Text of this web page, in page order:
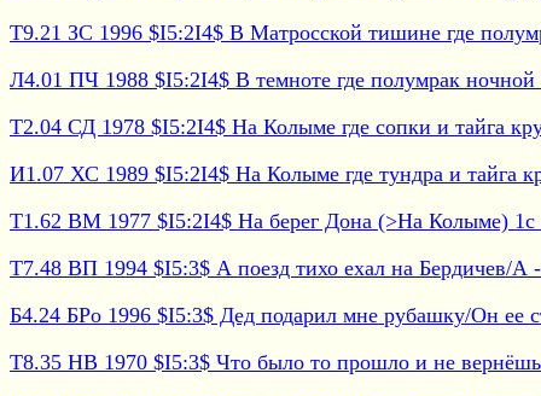
Т9.21 ЗС 1996 $I5:2I4$ В Матросской тишине где
Л4.01 ПЧ 1988 $I5:2I4$ В темноте где полумрак ночной
Т2.04 СД 1978 $I5:2I4$ На Колыме где сопки и тайга
И1.07 ХС 1989 $I5:2I4$ На Колыме где тундра и тайга
Т1.62 ВМ 1977 $I5:2I4$ На берег Дона (>На Колыме) 1с
Т7.48 ВП 1994 $I5:3$ А поезд тихо ехал на Бердичев/А
Б4.24 БРо 1996 $I5:3$ Дед подарил мне рубашку/Он ее
Т8.35 НВ 1970 $I5:3$ Что было то прошло и не